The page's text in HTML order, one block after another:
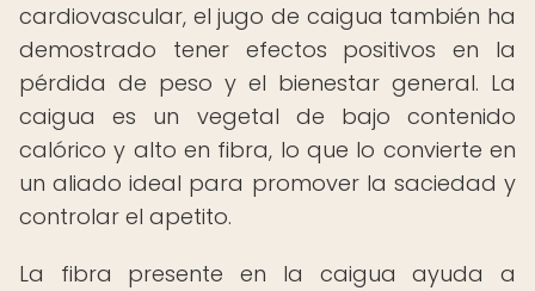
cardiovascular, el jugo de caigua también ha
demostrado tener efectos positivos en la
pérdida de peso y el bienestar general. La
caigua es un vegetal de bajo contenido
calórico y alto en fibra, lo que lo convierte en
un aliado ideal para promover la saciedad y
controlar el apetito.
La fibra presente en la caigua ayuda a